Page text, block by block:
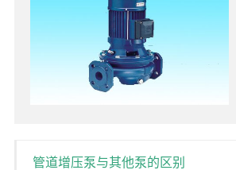
管道增压泵与其他泵的区别